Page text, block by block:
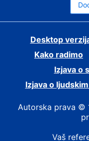
Desktop
Kako radimo
Izjava o
Izjava o
Autorska prava ©
Vaš